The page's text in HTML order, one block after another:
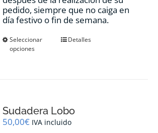
pedido, siempre que no caiga en
día festivo o fin de semana.
Seleccionar
opciones
Este
se
pueden
Detalles
Sudadera Lobo
50,00€ IVA incluido